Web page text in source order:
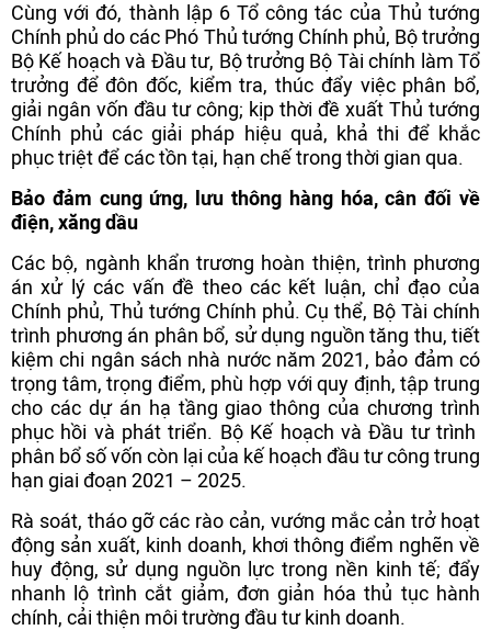
Cùng với đó, thành lập 6 Tổ công tác của Thủ tướng
Chính phủ do các Phó Thủ tướng Chính phủ, Bộ trưởng
Bộ Kế hoạch và Đầu tư, Bộ trưởng Bộ Tài chính làm Tổ
trưởng để đôn đốc, kiểm tra, thúc đẩy việc phân bổ,
giải ngân vốn đầu tư công; kịp thời đề xuất Thủ tướng
Chính phủ các giải pháp hiệu quả, khả thi để khắc
phục triệt để các tồn tại, hạn chế trong thời gian qua.
Bảo đảm cung ứng, lưu thông hàng hóa, cân đối về
điện, xăng dầu
Các bộ, ngành khẩn trương hoàn thiện, trình phương
án xử lý các vấn đề theo các kết luận, chỉ đạo của
Chính phủ, Thủ tướng Chính phủ. Cụ thể, Bộ Tài chính
trình phương án phân bổ, sử dụng nguồn tăng thu, tiết
kiệm chi ngân sách nhà nước năm 2021, bảo đảm có
trọng tâm, trọng điểm, phù hợp với quy định, tập trung
cho các dự án hạ tầng giao thông của chương trình
phục hồi và phát triển. Bộ Kế hoạch và Đầu tư trình
phân bổ số vốn còn lại của kế hoạch đầu tư công trung
hạn giai đoạn 2021 – 2025.
Rà soát, tháo gỡ các rào cản, vướng mắc cản trở hoạt
động sản xuất, kinh doanh, khơi thông điểm nghẽn về
huy động, sử dụng nguồn lực trong nền kinh tế; đẩy
nhanh lộ trình cắt giảm, đơn giản hóa thủ tục hành
chính, cải thiện môi trường đầu tư kinh doanh.